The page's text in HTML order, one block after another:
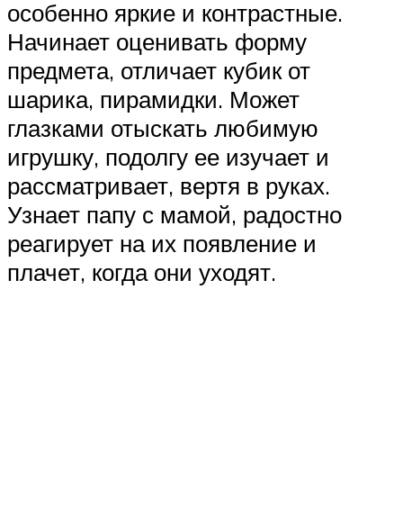
особенно яркие и контрастные.
Начинает оценивать форму
предмета, отличает кубик от
шарика, пирамидки. Может
глазками отыскать любимую
игрушку, подолгу ее изучает и
рассматривает, вертя в руках.
Узнает папу с мамой, радостно
реагирует на их появление и
плачет, когда они уходят.